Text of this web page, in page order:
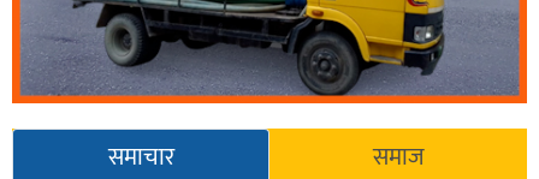
समाचार समाज